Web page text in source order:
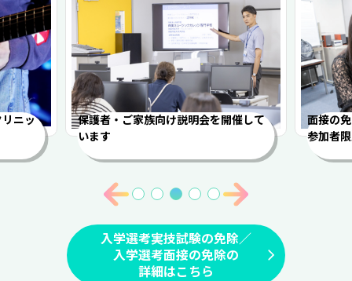
ニッ
保護者・ご家族向け説明会を開催して
います
面接の
参加者
入学選考実技試験の免除／
入学選考面接の免除の
詳細はこちら